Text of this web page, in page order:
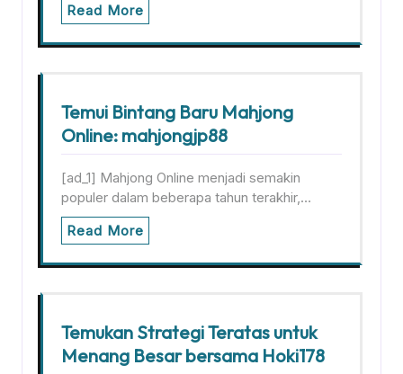
Read More
Temui Bintang Baru Mahjong
Online: mahjongjp88
[ad_1] Mahjong Online menjadi semakin
populer dalam beberapa tahun terakhir,…
Read More
Temukan Strategi Teratas untuk
Menang Besar bersama Hoki178